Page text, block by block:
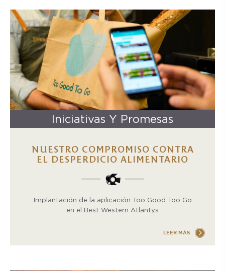
Iniciativas Y Promesas
NUESTRO COMPROMISO CONTRA
EL DESPERDICIO ALIMENTARIO
Implantación de la aplicación Too Good Too Go
en el Best Western Atlantys
LEER MÁS